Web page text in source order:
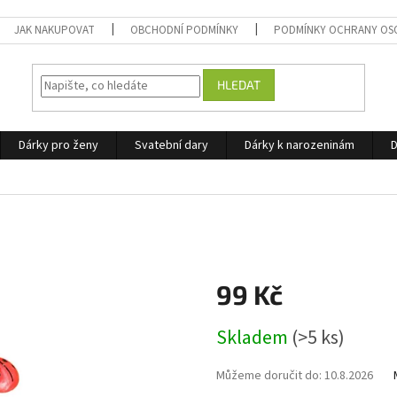
JAK NAKUPOVAT OBCHODNÍ PODMÍNKY PODMÍNKY OCHRANY
HLEDAT
Dárky pro ženy Svatební dary Dárky k narozeninám
99 Kč
cena:
Skladem (>5 ks)
Můžeme doručit do: 10.8.2026